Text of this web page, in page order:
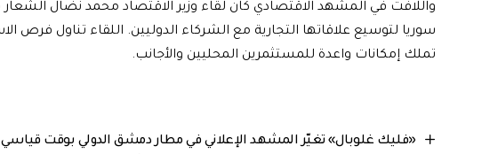
واللافت في المشهد الاقتصادي كان لقاء وزير الاقتصاد محمد نضال
سوريا لتوسيع علاقاتها التجارية مع الشركاء الدوليين. اللقاء تناول
تملك إمكانات واعدة للمستثمرين المحليين والأجانب.
«فليك غلوبال» تغيّر المشهد الإعلاني في مطار دمشق الدولي بوقت قياسي